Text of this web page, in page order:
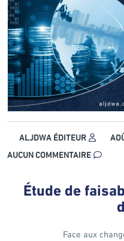
ALJDWA ÉDITEUR
AUCUN COMMENTAIRE
Étude de
Face aux